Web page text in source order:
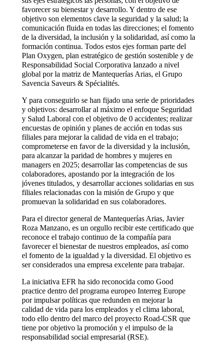
favorecer su bienestar y desarrollo. Y dentro de ese
objetivo son elementos clave la seguridad y la salud; la
comunicación fluida en todas las direcciones; el fomento
de la diversidad, la inclusión y la solidaridad, así como la
formación continua. Todos estos ejes forman parte del
Plan Oxygen, plan estratégico de gestión sostenible y de
Responsabilidad Social Corporativa lanzado a nivel
global por la matriz de Mantequerías Arias, el Grupo
Savencia Saveurs & Spécialités.
Y para conseguirlo se han fijado una serie de prioridades
y objetivos: desarrollar al máximo el enfoque Seguridad
y Salud Laboral con el objetivo de 0 accidentes; realizar
encuestas de opinión y planes de acción en todas sus
filiales para mejorar la calidad de vida en el trabajo;
comprometerse en favor de la diversidad y la inclusión,
para alcanzar la paridad de hombres y mujeres en
managers en 2025; desarrollar las competencias de sus
colaboradores, apostando por la integración de los
jóvenes titulados, y desarrollar acciones solidarias en sus
filiales relacionadas con la misión de Grupo y que
promuevan la solidaridad en sus colaboradores.
Para el director general de Mantequerías Arias, Javier
Roza Manzano, es un orgullo recibir este certificado que
reconoce el trabajo continuo de la compañía para
favorecer el bienestar de nuestros empleados, así como
el fomento de la igualdad y la diversidad. El objetivo es
ser considerados una empresa excelente para trabajar.
La iniciativa EFR ha sido reconocida como Good
practice dentro del programa europeo Interreg Europe
por impulsar políticas que redunden en mejorar la
calidad de vida para los empleados y el clima laboral,
todo ello dentro del marco del proyecto Road-CSR que
tiene por objetivo la promoción y el impulso de la
responsabilidad social empresarial (RSE).